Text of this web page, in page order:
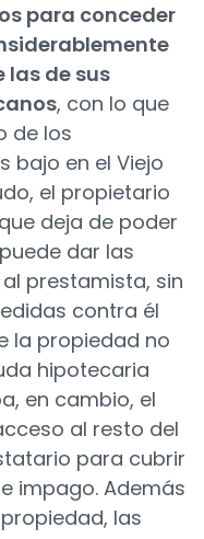
para conceder
las de sus
, con lo que
de los
bajo en el Viejo
el propietario
deja de poder
dar las
prestamista, sin
contra él
la propiedad no
hipotecaria
en cambio, el
al resto del
para cubrir
impago. Además
las